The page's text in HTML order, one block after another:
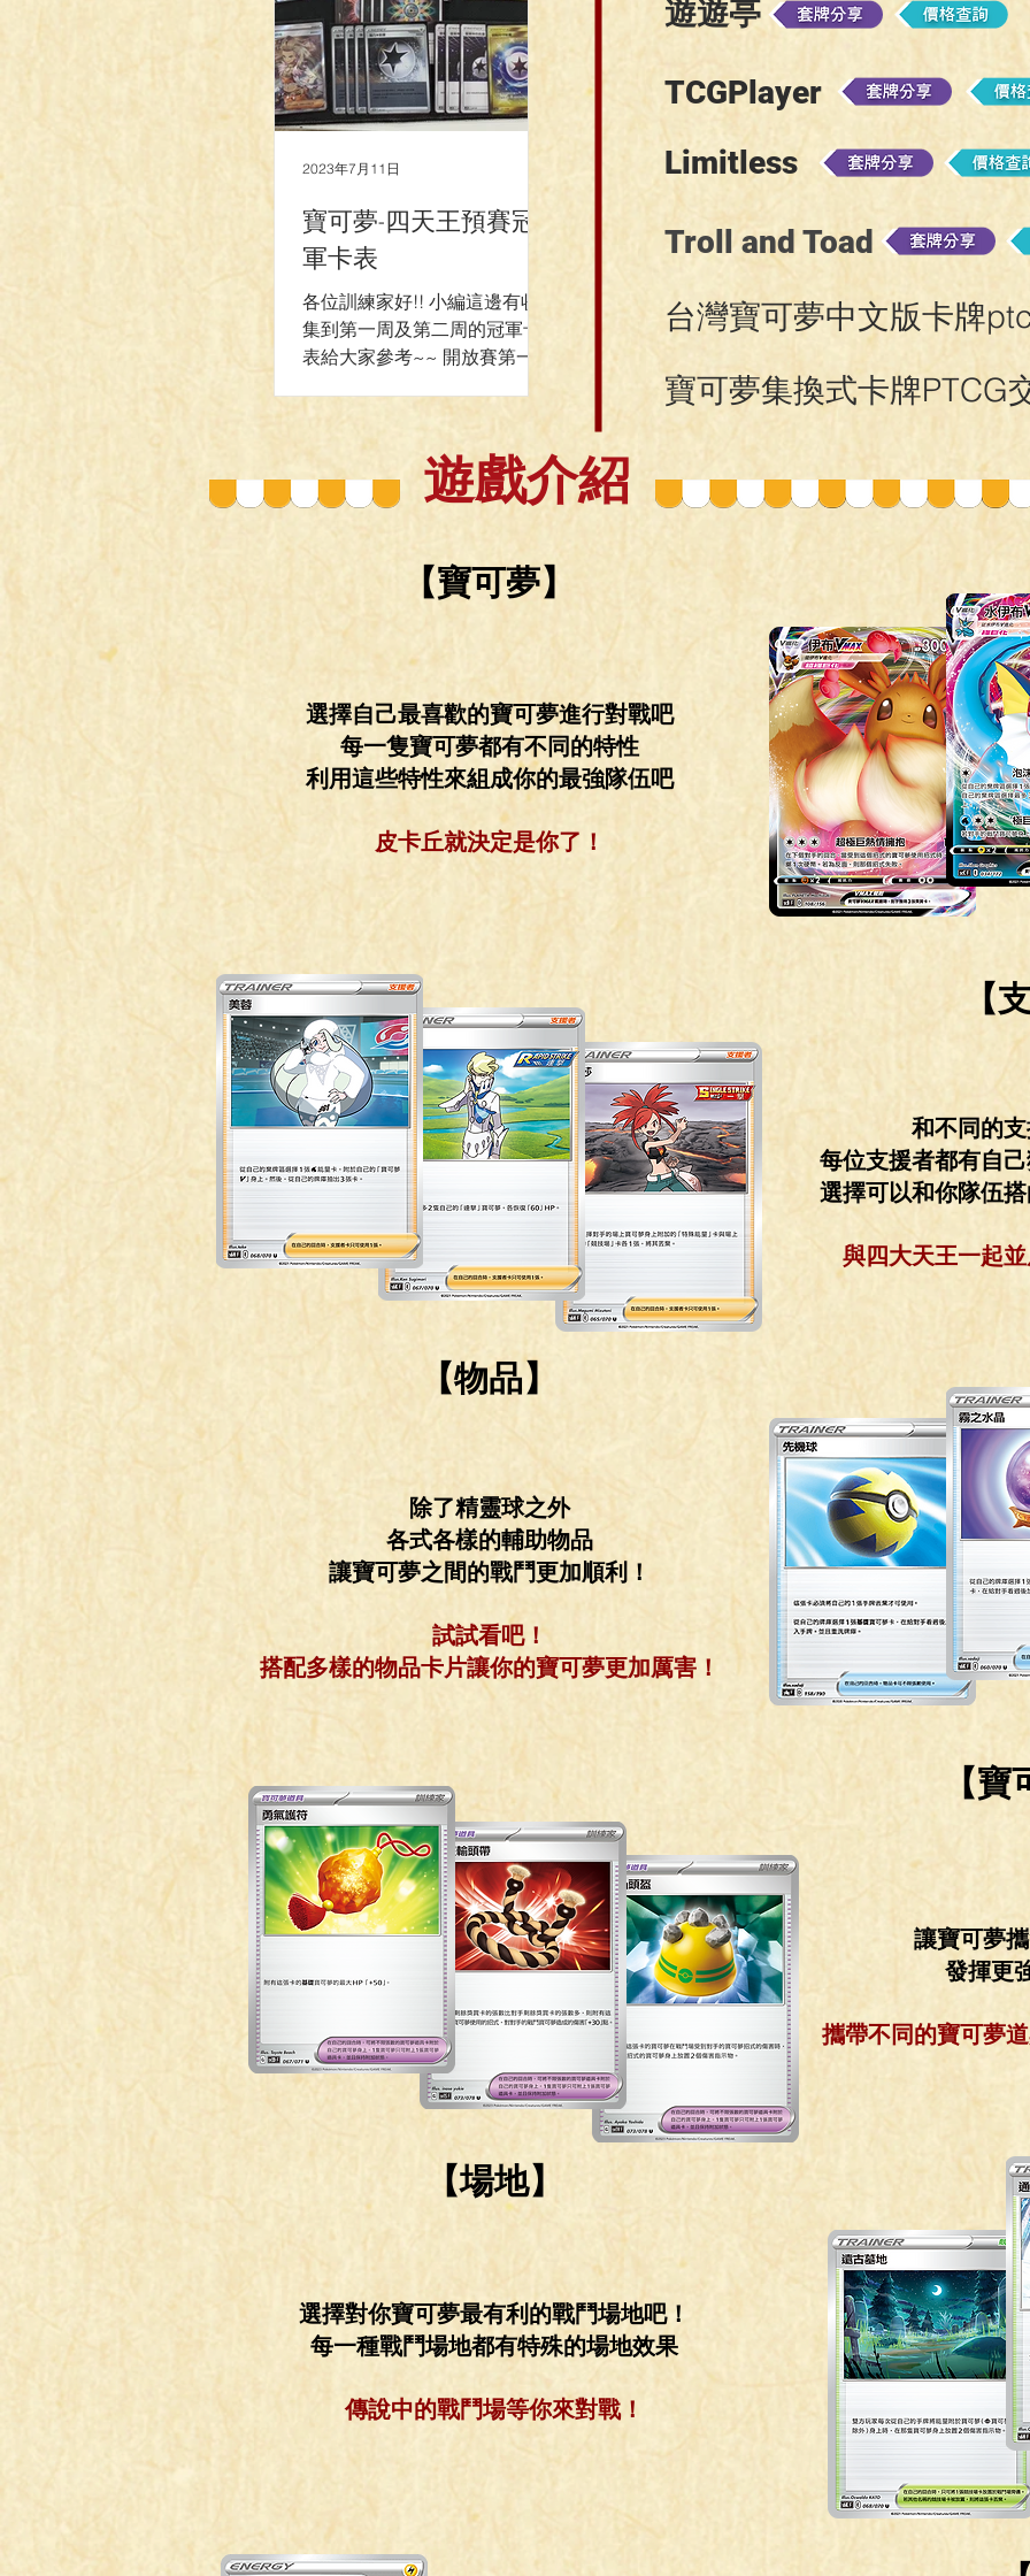
寶可夢-四天王預賽冠
軍卡表
各位訓練家好!! 小編這邊有收
集到第一周及第二周的冠軍卡
表給大家參考~~ 開放賽第一
匯流夢幻 標準賽第一周 桃園店
冠軍-高速帕路BOX 桃園店亞
軍-沙奈朵 豐原店冠軍-阿爾鬼
龍 豐原店亞軍-阿爾鬼龍 標準
2023年7月11日
寶可夢PTCG四天王預賽
各位~~嗨嗨嗨嗨!!! 這邊有整理
出全台貓腳印的四天王預賽時
間表 全台店家聯絡方式可以看
網頁上方有個全台店家，給他
點下去就對了!! 注意事項:賽事
時間請以各店家粉專為主唷!!
標準賽: 開放賽
噴火龍開放挑戰賽-
林店
各位訓練家辛苦啦!!我們來
上周士林店噴火龍挑戰賽
給各位看看喔 小丑萊噴軸
夢幻
2023年6月5日
遊遊亭
TCGPlayer
Limitless
Troll and Toad
台灣寶可夢中文版卡牌
寶可夢集換式卡牌PTCG
遊戲介紹
【寶可夢】
選擇自己最喜歡的寶可夢進行對戰吧
每一隻寶可夢都有不同的特性
利用這些特性來組成你的最強隊伍吧
皮卡丘就決定是你了！
【
和不同的
每位支援者都有自
選擇可以和你隊伍
與四大天王一起
【物品】
除了精靈球之外
各式各樣的輔助物品
讓寶可夢之間的戰鬥更加順利！
試試看吧！
​搭配多樣的物品卡片讓你的寶可夢更加厲害！
讓寶可夢
發揮更
攜帶不同的寶可夢
【
【場地】
選擇對你寶可夢最有利的戰鬥場地吧！
每一種戰鬥場地都有特殊的場地效果
傳說中的戰鬥場​等你來對戰！